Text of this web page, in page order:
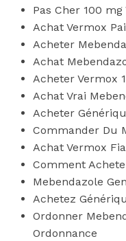
Pas Cher 100 mg
Achat Vermox
Acheter
Achat
Acheter Vermox
Achat Vrai
Acheter
Commander Du
Achat Vermox
Comment
Mebendazole
Achetez
Ordonner
Ordonnance